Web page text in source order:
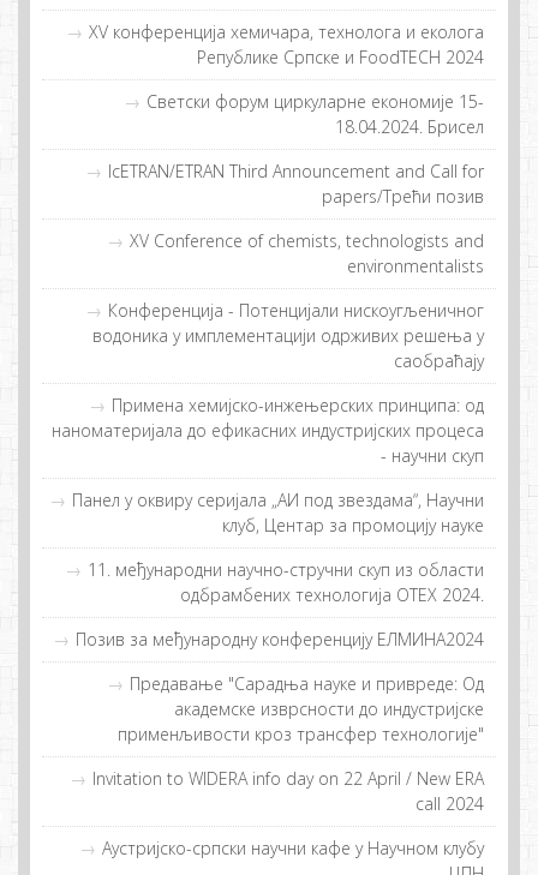
XV конференција хемичара, технолога и еколога
Републике Српске и FoodTECH 2024
Светски форум циркуларне економије 15-
18.04.2024. Брисел
IcETRAN/ETRAN Third Announcement and Call for
papers/Tрeћи пoзив
XV Conference of chemists, technologists and
environmentalists
Конференција - Потенцијали нискоугљеничног
водоника у имплементацији одрживих решења у
саобраћају
Примeнa хeмиjскo-инжeњeрских принципa: oд
нaнoмaтeриjaлa дo eфикaсних индустриjских прoцeсa
- нaучни скуп
Панел у оквиру серијала „АИ под звездама“, Научни
клуб, Центар за промоцију науке
11. међународни научно-стручни скуп из области
одбрамбених технологија ОТЕХ 2024.
Позив за међународну конференцију ЕЛМИНА2024
Предавање "Сарадња науке и привреде: Од
академске изврсности до индустријске
применљивости кроз трансфер технологије"
Invitation to WIDERA info day on 22 April / New ERA
call 2024
Аустријско-српски научни кафе у Научном клубу